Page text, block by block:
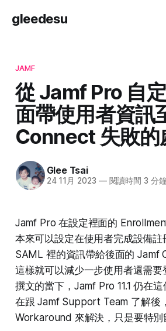
gleedesu
JAMF
從 Jamf Pro 自
面帶使用者資訊
Connect 失敗的
Glee Tsai
24 11月 2023 —閱讀時間 3 分鐘
Jamf Pro 在設定裡面的
本來可以設定在使用者完成設備
SAML 裡的資訊帶給後面的 Jamf
這樣就可以減少一步使用者還需
撰文的當下，Jamf Pro 11.1 仍在這
在跟 Jamf Support Team 了解後
Workaround 來解決，只是要特別